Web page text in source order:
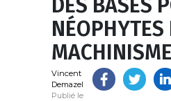
DES BASES
NÉOPHYTES
MACHINISME
Vincent
Demazel
Publié le